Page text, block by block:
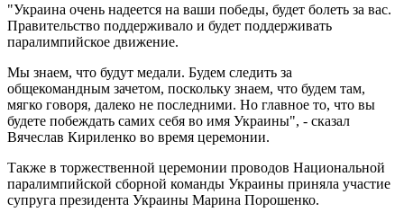
"Украина очень надеется на ваши победы, будет болеть за вас.
Правительство поддерживало и будет поддерживать
паралимпийское движение.
Мы знаем, что будут медали. Будем следить за
общекомандным зачетом, поскольку знаем, что будем там,
мягко говоря, далеко не последними. Но главное то, что вы
будете побеждать самих себя во имя Украины", - сказал
Вячеслав Кириленко во время церемонии.
Также в торжественной церемонии проводов Национальной
паралимпийской сборной команды Украины приняла участие
супруга президента Украины Марина Порошенко.